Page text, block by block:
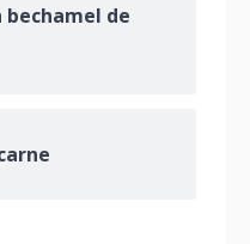
bechamel de